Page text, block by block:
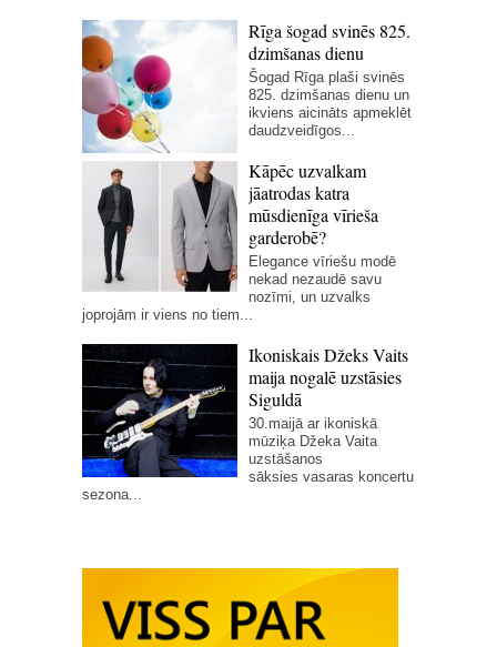
Rīga šogad svinēs 825.
dzimšanas dienu
Šogad Rīga plaši svinēs
825. dzimšanas dienu un
ikviens aicināts apmeklēt
daudzveidīgos...
Kāpēc uzvalkam
jāatrodas katra
mūsdienīga vīrieša
garderobē?
Elegance vīriešu modē
nekad nezaudē savu
nozīmi, un uzvalks
joprojām ir viens no tiem...
Ikoniskais Džeks Vaits
maija nogalē uzstāsies
Siguldā
30.maijā ar ikoniskā
mūziķa Džeka Vaita
uzstāšanos
sāksies vasaras koncertu
sezona...